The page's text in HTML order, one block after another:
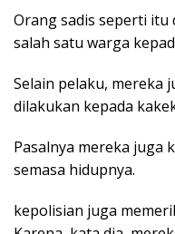
Orang sadis seperti itu
salah satu warga
Selain pelaku, mereka
dilakukan kepada
Pasalnya mereka juga
semasa hidupnya.
kepolisian juga